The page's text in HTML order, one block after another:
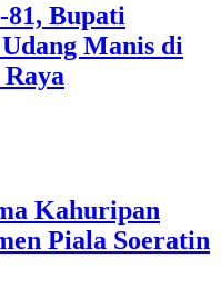
Bupati
Manis di
Kahuripan
Piala Soeratin